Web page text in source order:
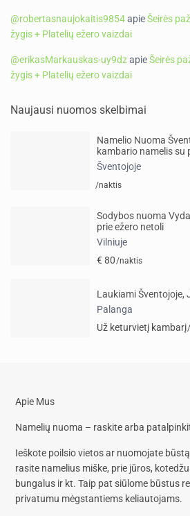
@robertasnaujokaitis9854apieŠeirės
žygis + Platelių ežero vaizdai
@erikasMarkauskas-uy9dzapieŠeirės
žygis + Platelių ežero vaizdai
Naujausi nuomos skelbimai
Namelio Nuoma
kambario namelis su
Šventojoje
/naktis
Sodybos nuoma
prie ežero netoli
Vilniuje
€ 80/naktis
Laukiami Šventojoje,
Palanga
Už keturvietį kambarį/
Apie Mus
Namelių nuoma – raskite arba
Ieškote poilsio vietos ar nuomojate
rasite namelius miške, prie jūros,
bungalus ir kt. Taip pat siūlome būstus
privatumu mėgstantiems keliautojams.